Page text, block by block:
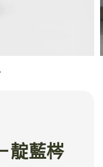
靛藍梣